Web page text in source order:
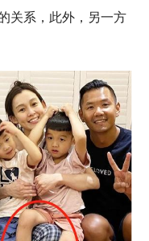
关系，此外，另一方